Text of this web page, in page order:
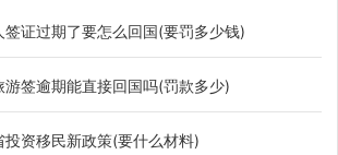
证过期了要怎么回国(要罚多少钱)
签逾期能直接回国吗(罚款多少)
资移民新政策(要什么材料)